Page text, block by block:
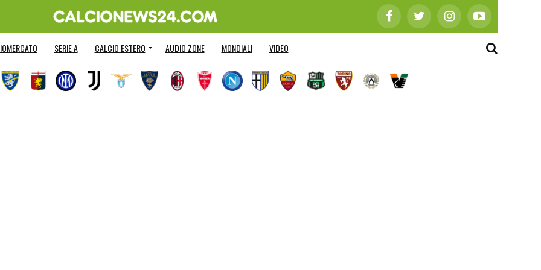
SERIE A CALCIO ESTERO AUDIO ZONE MONDIALI VIDEO